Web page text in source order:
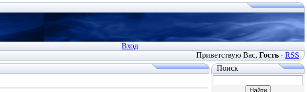
Вход
Приветствую Вас, Гость· RSS
Поиск